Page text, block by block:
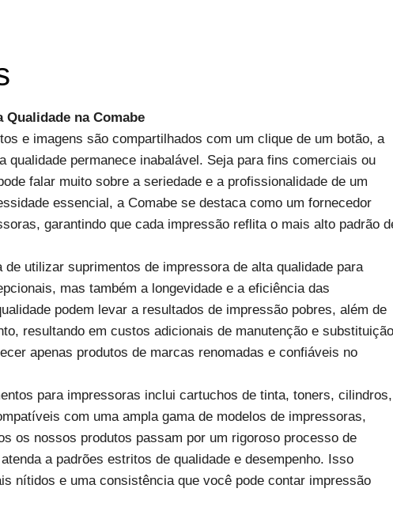
na Comabe
e imagens são compartilhados com um clique de um botão, a
qualidade permanece inabalável. Seja para fins comerciais ou
falar muito sobre a seriedade e a profissionalidade de um
essencial, a Comabe se destaca como um fornecedor
garantindo que cada impressão reflita o mais alto padrão
utilizar suprimentos de impressora de alta qualidade para
mas também a longevidade e a eficiência das
podem levar a resultados de impressão pobres, além de
resultando em custos adicionais de manutenção e
apenas produtos de marcas renomadas e confiáveis no
para impressoras inclui cartuchos de tinta, toners, cilindros,
com uma ampla gama de modelos de impressoras,
os nossos produtos passam por um rigoroso processo de
a padrões estritos de qualidade e desempenho. Isso
nítidos e uma consistência que você pode contar impressão